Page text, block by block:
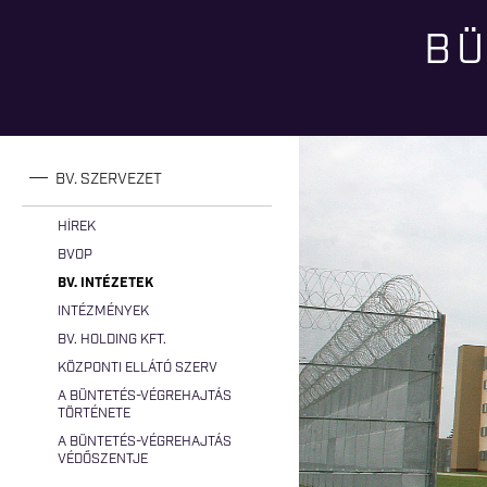
BV. SZERVEZET
HÍREK
BVOP
BV. INTÉZETEK
INTÉZMÉNYEK
BV. HOLDING KFT.
KÖZPONTI ELLÁTÓ SZERV
A BÜNTETÉS-VÉGREHAJTÁS
TÖRTÉNETE
A BÜNTETÉS-VÉGREHAJTÁS
VÉDŐSZENTJE